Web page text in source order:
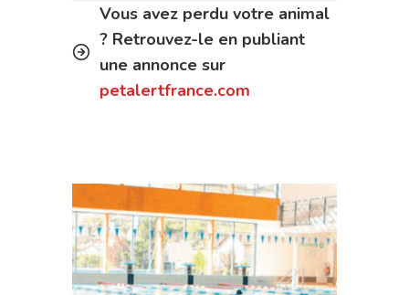
Vous avez perdu votre animal
? Retrouvez-le en publiant
une annonce sur
petalertfrance.com